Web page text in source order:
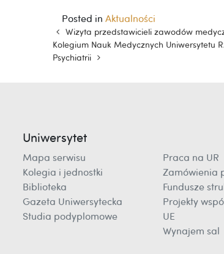
Posted in Aktualności
Nawigacja po
Wizyta przedstawicieli zawodów
Kolegium Nauk Medycznych Uniwersytetu
Psychiatrii
Uniwersytet
Mapa serwisu
Kolegia i jednostki
Biblioteka
Gazeta Uniwersytecka
Studia podyplomowe
Praca na UR
Zamówienia
Fundusze
Projekty
UE
Wynajem sal